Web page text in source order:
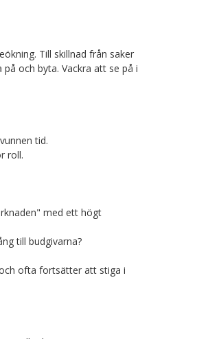
Till skillnad från saker
och byta. Vackra att se på i
tid.
roll.
med ett högt
till budgivarna?
ofta fortsätter att stiga i